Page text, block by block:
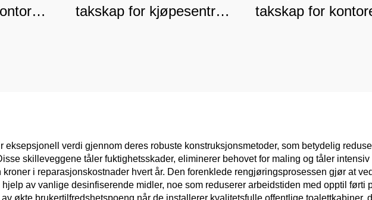
takskap for kjøpesentre
takskap for
eksepsjonell verdi gjennom deres robuste konstruksjonsmetoder, som betydelig
skilleveggene tåler fuktighetsskader, eliminerer behovet for maling og tåler
i reparasjonskostnader hvert år. Den forenklede rengjøringsprosessen gjør at
av vanlige desinfiserende midler, noe som reduserer arbeidstiden med opptil førti
økte brukertilfredshetspoeng når de installerer kvalitetsfulle offentlige toalettkabiner,